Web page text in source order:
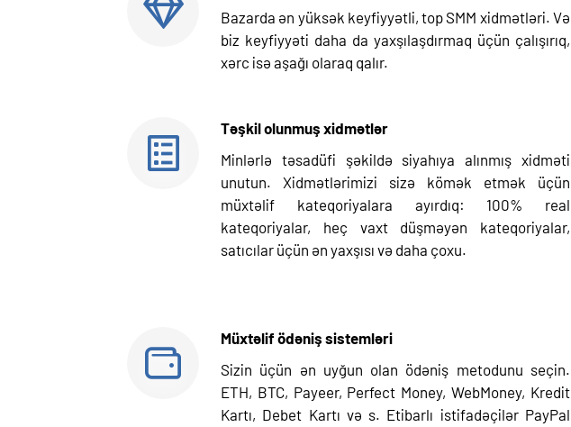
Bazarda ən yüksək keyfiyyətli, top SMM xidmətləri. Və
biz keyfiyyəti daha da yaxşılaşdırmaq üçün çalışırıq,
xərc isə aşağı olaraq qalır.
Təşkil olunmuş xidmətlər
Minlərlə təsadüfi şəkildə siyahıya alınmış xidməti
unutun. Xidmətlərimizi sizə kömək etmək üçün
müxtəlif kateqoriyalara ayırdıq: 100% real
kateqoriyalar, heç vaxt düşməyən kateqoriyalar,
satıcılar üçün ən yaxşısı və daha çoxu.
Müxtəlif ödəniş sistemləri
Sizin üçün ən uyğun olan ödəniş metodunu seçin.
ETH, BTC, Payeer, Perfect Money, WebMoney, Kredit
Kartı, Debet Kartı və s. Etibarlı istifadəçilər PayPal